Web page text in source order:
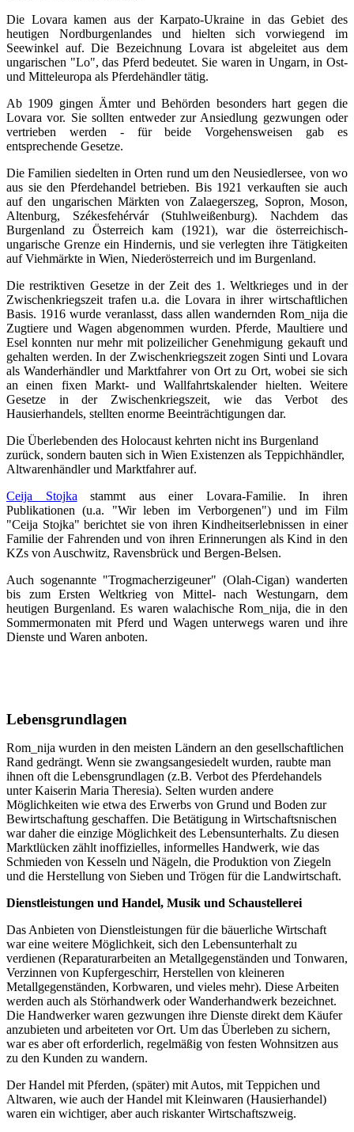
Die Lovara kamen aus der Karpato-Ukraine in das Gebiet des
heutigen Nordburgenlandes und hielten sich vorwiegend im
Seewinkel auf. Die Bezeichnung Lovara ist abgeleitet aus dem
ungarischen "Lo", das Pferd bedeutet. Sie waren in Ungarn, in Ost-
und Mitteleuropa als Pferdehändler tätig.
Ab 1909 gingen Ämter und Behörden besonders hart gegen die
Lovara vor. Sie sollten entweder zur Ansiedlung gezwungen oder
vertrieben werden - für beide Vorgehensweisen gab es
entsprechende Gesetze.
Die Familien siedelten in Orten rund um den Neusiedlersee, von wo
aus sie den Pferdehandel betrieben. Bis 1921 verkauften sie auch
auf den ungarischen Märkten von Zalaegerszeg, Sopron, Moson,
Altenburg, Székesfehérvár (Stuhlweißenburg). Nachdem das
Burgenland zu Österreich kam (1921), war die österreichisch-
ungarische Grenze ein Hindernis, und sie verlegten ihre Tätigkeiten
auf Viehmärkte in Wien, Niederösterreich und im Burgenland.
Die restriktiven Gesetze in der Zeit des 1. Weltkrieges und in der
Zwischenkriegszeit trafen u.a. die Lovara in ihrer wirtschaftlichen
Basis. 1916 wurde veranlasst, dass allen wandernden Rom_nija die
Zugtiere und Wagen abgenommen wurden. Pferde, Maultiere und
Esel konnten nur mehr mit polizeilicher Genehmigung gekauft und
gehalten werden. In der Zwischenkriegszeit zogen Sinti und Lovara
als Wanderhändler und Marktfahrer von Ort zu Ort, wobei sie sich
an einen fixen Markt- und Wallfahrtskalender hielten. Weitere
Gesetze in der Zwischenkriegszeit, wie das Verbot des
Hausierhandels, stellten enorme Beeinträchtigungen dar.
Die Überlebenden des Holocaust kehrten nicht ins Burgenland
zurück, sondern bauten sich in Wien Existenzen als Teppichhändler,
Altwarenhändler und Marktfahrer auf.
Ceija Stojka stammt aus einer Lovara-Familie. In ihren
Publikationen (u.a. "Wir leben im Verborgenen") und im Film
"Ceija Stojka" berichtet sie von ihren Kindheitserlebnissen in einer
Familie der Fahrenden und von ihren Erinnerungen als Kind in den
KZs von Auschwitz, Ravensbrück und Bergen-Belsen.
Auch sogenannte "Trogmacherzigeuner" (Olah-Cigan) wanderten
bis zum Ersten Weltkrieg von Mittel- nach Westungarn, dem
heutigen Burgenland. Es waren walachische Rom_nija, die in den
Sommermonaten mit Pferd und Wagen unterwegs waren und ihre
Dienste und Waren anboten.
Lebensgrundlagen
Rom_nija wurden in den meisten Ländern an den gesellschaftlichen
Rand gedrängt. Wenn sie zwangsangesiedelt wurden, raubte man
ihnen oft die Lebensgrundlagen (z.B. Verbot des Pferdehandels
unter Kaiserin Maria Theresia). Selten wurden andere
Möglichkeiten wie etwa des Erwerbs von Grund und Boden zur
Bewirtschaftung geschaffen. Die Betätigung in Wirtschaftsnischen
war daher die einzige Möglichkeit des Lebensunterhalts. Zu diesen
Marktlücken zählt inoffizielles, informelles Handwerk, wie das
Schmieden von Kesseln und Nägeln, die Produktion von Ziegeln
und die Herstellung von Sieben und Trögen für die Landwirtschaft.
Dienstleistungen und Handel, Musik und Schaustellerei
Das Anbieten von Dienstleistungen für die bäuerliche Wirtschaft
war eine weitere Möglichkeit, sich den Lebensunterhalt zu
verdienen (Reparaturarbeiten an Metallgegenständen und Tonwaren,
Verzinnen von Kupfergeschirr, Herstellen von kleineren
Metallgegenständen, Korbwaren, und vieles mehr). Diese Arbeiten
werden auch als Störhandwerk oder Wanderhandwerk bezeichnet.
Die Handwerker waren gezwungen ihre Dienste direkt dem Käufer
anzubieten und arbeiteten vor Ort. Um das Überleben zu sichern,
war es aber oft erforderlich, regelmäßig von festen Wohnsitzen aus
zu den Kunden zu wandern.
Der Handel mit Pferden, (später) mit Autos, mit Teppichen und
Altwaren, wie auch der Handel mit Kleinwaren (Hausierhandel)
waren ein wichtiger, aber auch riskanter Wirtschaftszweig.